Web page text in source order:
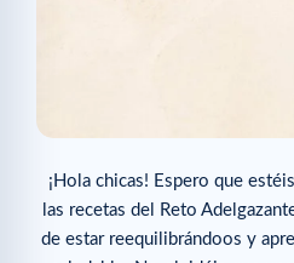
¡Hola chicas! Espero que
las recetas del Reto
de estar reequilibrándoos y